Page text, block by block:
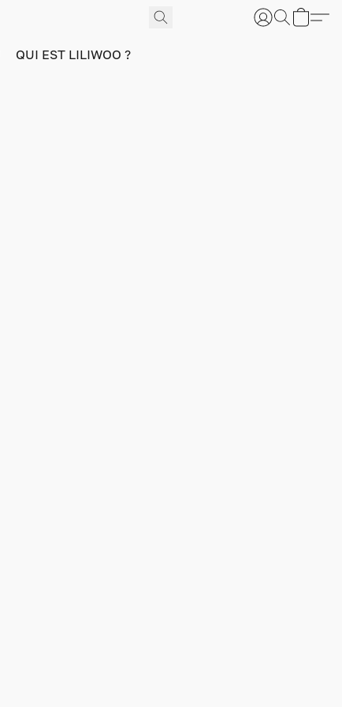
QUI EST LILIWOO ?